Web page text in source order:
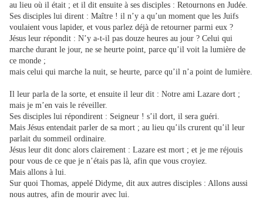
au lieu où il était ; et il dit ensuite à ses disciples : Retournons en Judée.
Ses disciples lui dirent : Maître ! il n’y a qu’un moment que les Juifs
voulaient vous lapider, et vous parlez déjà de retourner parmi eux ?
Jésus leur répondit : N’y a-t-il pas douze heures au jour ? Celui qui
marche durant le jour, ne se heurte point, parce qu’il voit la lumière de
ce monde ;
mais celui qui marche la nuit, se heurte, parce qu’il n’a point de lumière.
Il leur parla de la sorte, et ensuite il leur dit : Notre ami Lazare dort ;
mais je m’en vais le réveiller.
Ses disciples lui répondirent : Seigneur ! s’il dort, il sera guéri.
Mais Jésus entendait parler de sa mort ; au lieu qu’ils crurent qu’il leur
parlait du sommeil ordinaire.
Jésus leur dit donc alors clairement : Lazare est mort ; et je me réjouis
pour vous de ce que je n’étais pas là, afin que vous croyiez.
Mais allons à lui.
Sur quoi Thomas, appelé Didyme, dit aux autres disciples : Allons aussi
nous autres, afin de mourir avec lui.